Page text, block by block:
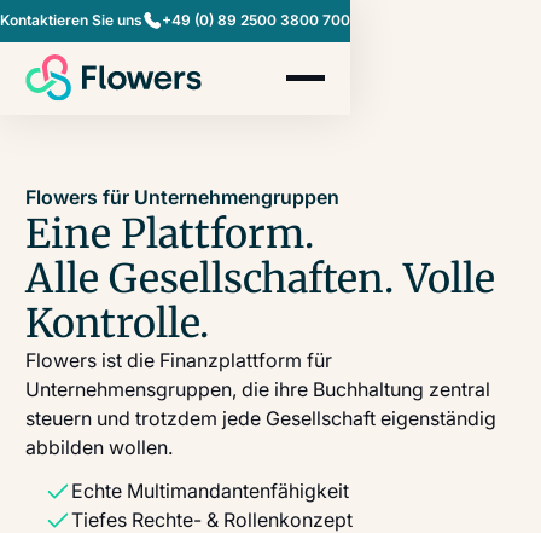
Kontaktieren Sie uns +49 (0) 89 2500 3800 700
Flowers für Unternehmengruppen
Eine Plattform.
Alle Gesellschaften. Volle
Kontrolle.
Flowers ist die Finanzplattform für
Unternehmensgruppen, die ihre Buchhaltung zentral
steuern und trotzdem jede Gesellschaft eigenständig
abbilden wollen.
Echte Multimandantenfähigkeit
Tiefes Rechte- & Rollenkonzept